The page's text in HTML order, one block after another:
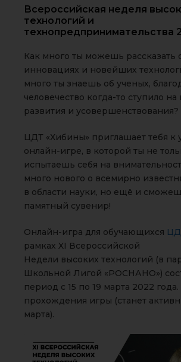
Всероссийская неделя
технологий и
технопредпринимательства
Как много ты можешь рассказать
инновациях и новейших
много ты знаешь об ученых,
человечество когда-то ступило на
развития и усовершенствования?
ЦДТ «Хибины» приглашает тебя к
онлайн-игре, в которой ты не
испытаешь себя на
много нового о всемирно
в области науки, но ещё и
памятный сувенир!
Онлайн-игра для обучающихся
рамках XI Всероссийской
Недели высоких технологий (в
Школьной Лигой «РОСНАНО»)
период с 15 по 19 марта 2022 года.
прохождения игры (станет
марта).